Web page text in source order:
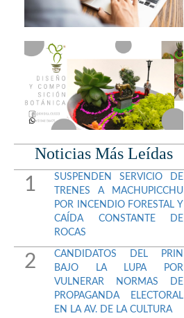
Noticias Más Leídas
1
SUSPENDEN SERVICIO DE
TRENES A MACHUPICCHU
POR INCENDIO FORESTAL Y
CAÍDA CONSTANTE DE
ROCAS
2
CANDIDATOS DEL PRIN
BAJO LA LUPA POR
VULNERAR NORMAS DE
PROPAGANDA ELECTORAL
EN LA AV. DE LA CULTURA